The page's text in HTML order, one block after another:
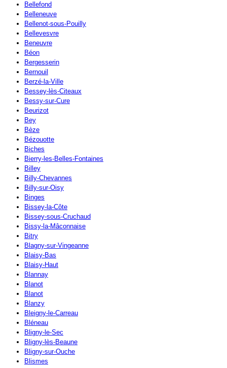
Bellefond
Belleneuve
Bellenot-sous-Pouilly
Bellevesvre
Beneuvre
Béon
Bergesserin
Bernouil
Berzé-la-Ville
Bessey-lès-Citeaux
Bessy-sur-Cure
Beurizot
Bey
Bèze
Bézouotte
Biches
Bierry-les-Belles-Fontaines
Billey
Billy-Chevannes
Billy-sur-Oisy
Binges
Bissey-la-Côte
Bissey-sous-Cruchaud
Bissy-la-Mâconnaise
Bitry
Blagny-sur-Vingeanne
Blaisy-Bas
Blaisy-Haut
Blannay
Blanot
Blanot
Blanzy
Bleigny-le-Carreau
Bléneau
Bligny-le-Sec
Bligny-lès-Beaune
Bligny-sur-Ouche
Blismes